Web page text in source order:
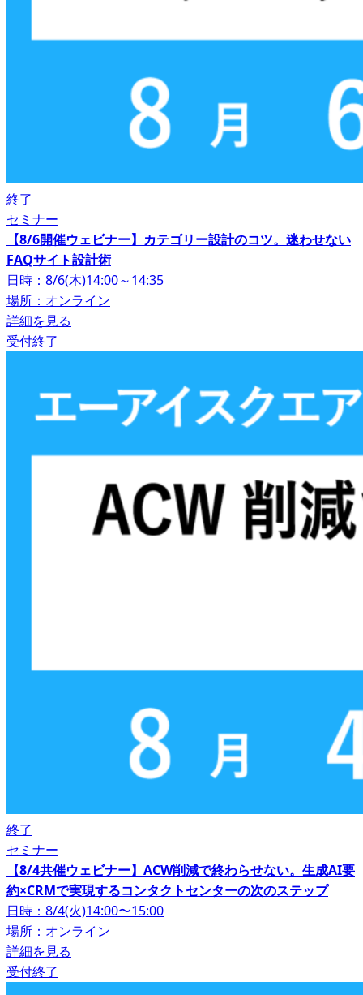
終了
セミナー
【8/6開催ウェビナー】カテゴリー設計のコツ。迷わせない
FAQサイト設計術
日時：8/6(木)14:00～14:35
場所：オンライン
詳細を見る
受付終了
終了
セミナー
【8/4共催ウェビナー】ACW削減で終わらせない。生成AI要
約×CRMで実現するコンタクトセンターの次のステップ
日時：8/4(火)14:00〜15:00
場所：オンライン
詳細を見る
受付終了